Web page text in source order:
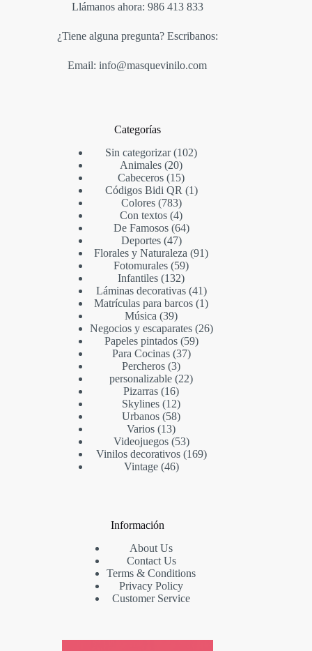
Llámanos ahora: 986 413 833
¿Tiene alguna pregunta? Escribanos:
Email: info@masquevinilo.com
Categorías
Sin categorizar 102
Animales 20
Cabeceros 15
Códigos Bidi QR
1
Colores 783
Con textos 4
De Famosos 64
Deportes 47
Florales y Naturaleza 91
Fotomurales 59
Infantiles 132
Láminas decorativas 41
Matrículas para barcos 1
Música 39
Negocios y escaparates 26
Papeles pintados 59
Para Cocinas 37
Percheros 3
personalizable 22
Pizarras 16
Skylines 12
Urbanos 58
Varios 13
Videojuegos 53
Vinilos decorativos 169
Vintage 46
Información
About Us
Contact Us
Terms & Conditions
Privacy Policy
Customer Service